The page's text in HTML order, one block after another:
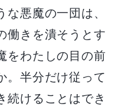
悪魔の一団は、
働きを潰そうとす
をわたしの目の前
。半分だけ従って
続けることはでき